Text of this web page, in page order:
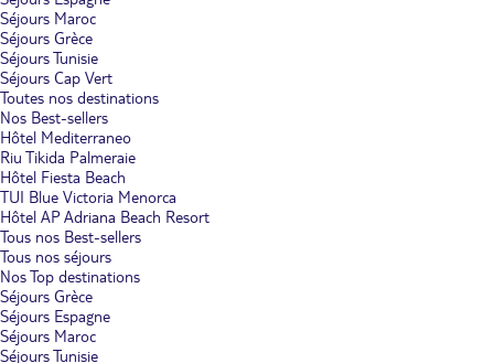
Séjours Maroc
Séjours Grèce
Séjours Tunisie
Séjours Cap Vert
Toutes nos destinations
Nos Best-sellers
Hôtel Mediterraneo
Riu Tikida Palmeraie
Hôtel Fiesta Beach
TUI Blue Victoria Menorca
Hôtel AP Adriana Beach Resort
Tous nos Best-sellers
Tous nos séjours
Nos Top destinations
Séjours Grèce
Séjours Espagne
Séjours Maroc
Séjours Tunisie